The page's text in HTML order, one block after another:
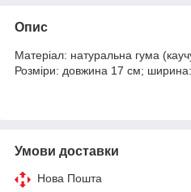
Опис
Матеріал: натуральна гума
Розміри: довжина 17 см;
Умови доставки
Нова Пошта